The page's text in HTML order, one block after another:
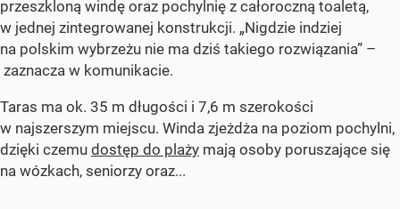
przeszkloną windę oraz pochylnię z całoroczną toaletą,
w jednej zintegrowanej konstrukcji. „Nigdzie indziej
na polskim wybrzeżu nie ma dziś takiego rozwiązania” –
zaznacza w komunikacie.
Taras ma ok. 35 m długości i 7,6 m szerokości
w najszerszym miejscu. Winda zjeżdża na poziom pochylni,
dzięki czemu dostęp do plaży mają osoby poruszające się
na wózkach, seniorzy oraz...